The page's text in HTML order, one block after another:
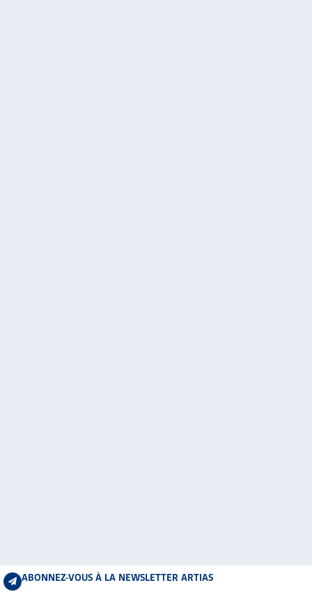
ABONNEZ-VOUS À LA NEWSLETTER ARTIAS